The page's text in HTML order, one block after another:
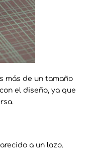
más de un tamaño
el diseño, ya que
a un lazo.